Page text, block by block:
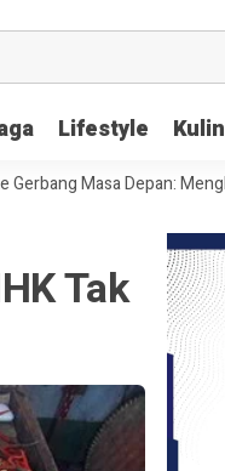
Lifestyle
Masa Depan: Menghadapi
Tak